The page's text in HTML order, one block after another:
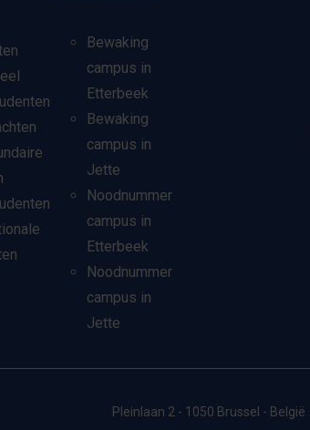
Bewaking
campus in
Etterbeek
Bewaking
campus in
Jette
Noodnummer
campus in
Etterbeek
Noodnummer
campus in
Jette
Pleinlaan 2 - 1050 Brussel - België